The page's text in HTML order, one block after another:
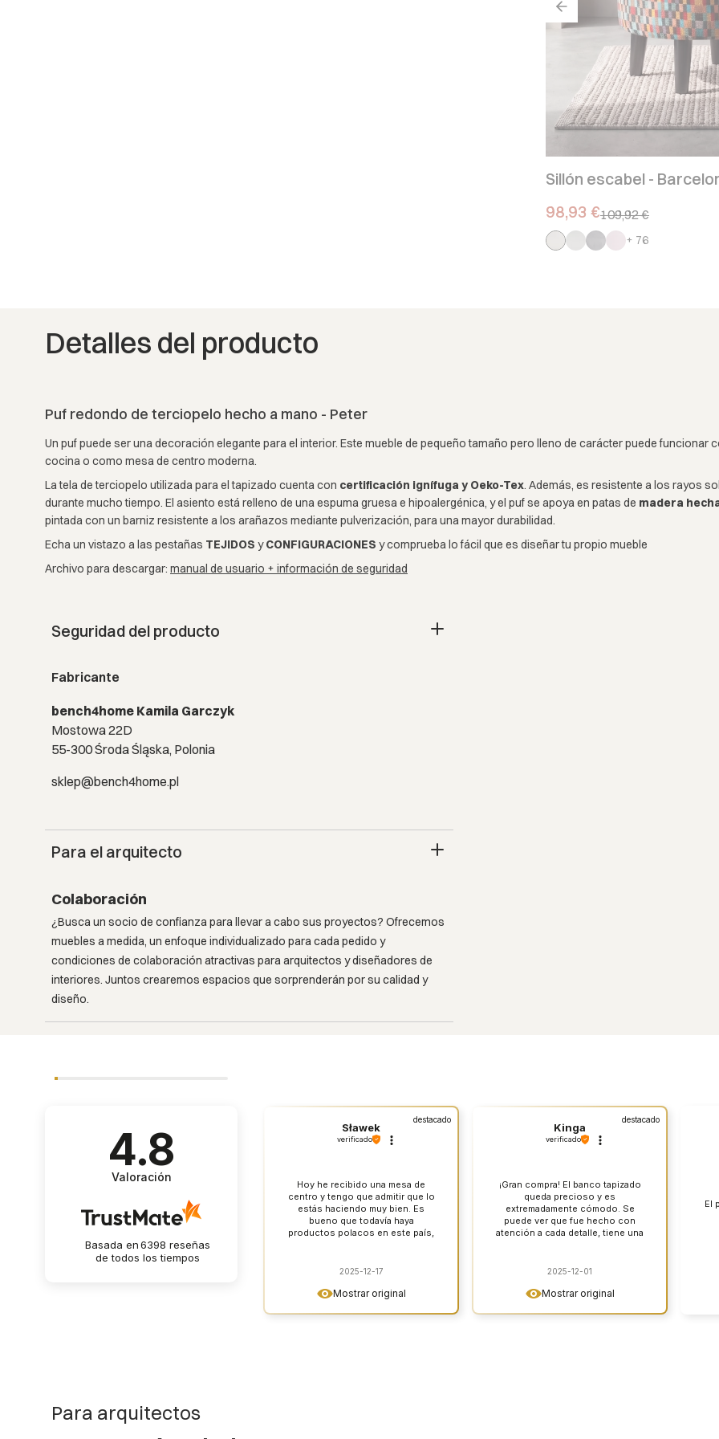
Sillón escabel -
Precio promocional.
98,93 €109,92 €
+ 76
Detalles del producto
Puf redondo de terciopelo hecho a mano - Peter
Un puf puede ser una decoración elegante para el interior. Este mueble de pequeño tamaño pero lleno de carácter puede
cocina o como mesa de centro moderna.
La tela de terciopelo utilizada para el tapizado cuenta con certificación ignífuga y Oeko-Tex. Además, es resistente a los rayos
durante mucho tiempo. El asiento está relleno de una espuma gruesa e hipoalergénica, y el puf se apoya en patas de madera
pintada con un barniz resistente a los arañazos mediante pulverización, para una mayor durabilidad.
Echa un vistazo a las pestañas TEJIDOS yCONFIGURACIONES y comprueba lo fácil que es diseñar tu propio mueble
Archivo para descargar: manual de usuario + información de seguridad
Seguridad del producto
Fabricante
bench4home Kamila Garczyk
Mostowa 22D
55-300 Środa Śląska, Polonia
sklep@bench4home.pl
Para el arquitecto
Colaboración
¿Busca un socio de confianza para llevar a cabo sus proyectos? Ofrecemos
muebles a medida, un enfoque individualizado para cada pedido y
condiciones de colaboración atractivas para arquitectos y diseñadores de
interiores. Juntos crearemos espacios que sorprenderán por su calidad y
diseño.
4.8
Valoración
Basada en6398 reseñas
de todos los tiempos
Mostrar original
destacado
Sławek
verificado
Hoy he recibido una mesa de
centro y tengo que admitir que lo
estás haciendo muy bien. Es
bueno que todavía haya
productos polacos en este país,
2025-12-17
Mostrar original
destacado
Kinga
verificado
¡Gran compra! El banco tapizado
queda precioso y es
extremadamente cómodo. Se
puede ver que fue hecho con
atención a cada detalle, tiene una
conciencia tranquila.
2025-12-01
El
Para arquitectos